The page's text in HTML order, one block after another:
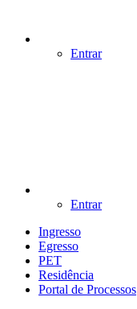
Entrar
Entrar
Ingresso
Egresso
PET
Residência
Portal de Processos